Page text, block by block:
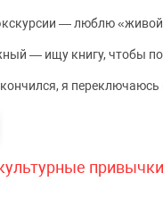
— люблю
— ищу книгу, чтобы
я переключаюсь